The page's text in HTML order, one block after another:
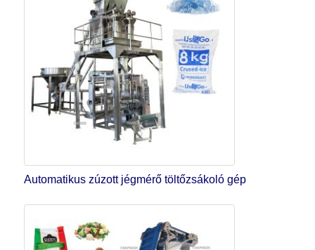
Automatikus zúzott jégmérő töltőzsákoló gép